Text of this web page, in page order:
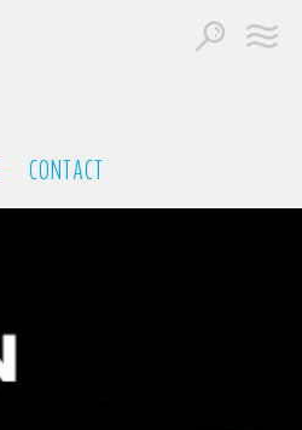
CONTACT